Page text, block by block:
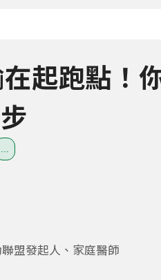
起跑點！
盟發起人、家庭醫師